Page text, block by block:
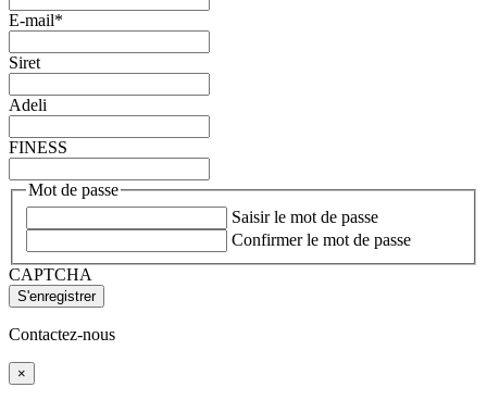
E-mail*
Siret
Adeli
FINESS
Mot de passe
Saisir le mot de passe
Confirmer le mot de passe
CAPTCHA
Contactez-nous
×